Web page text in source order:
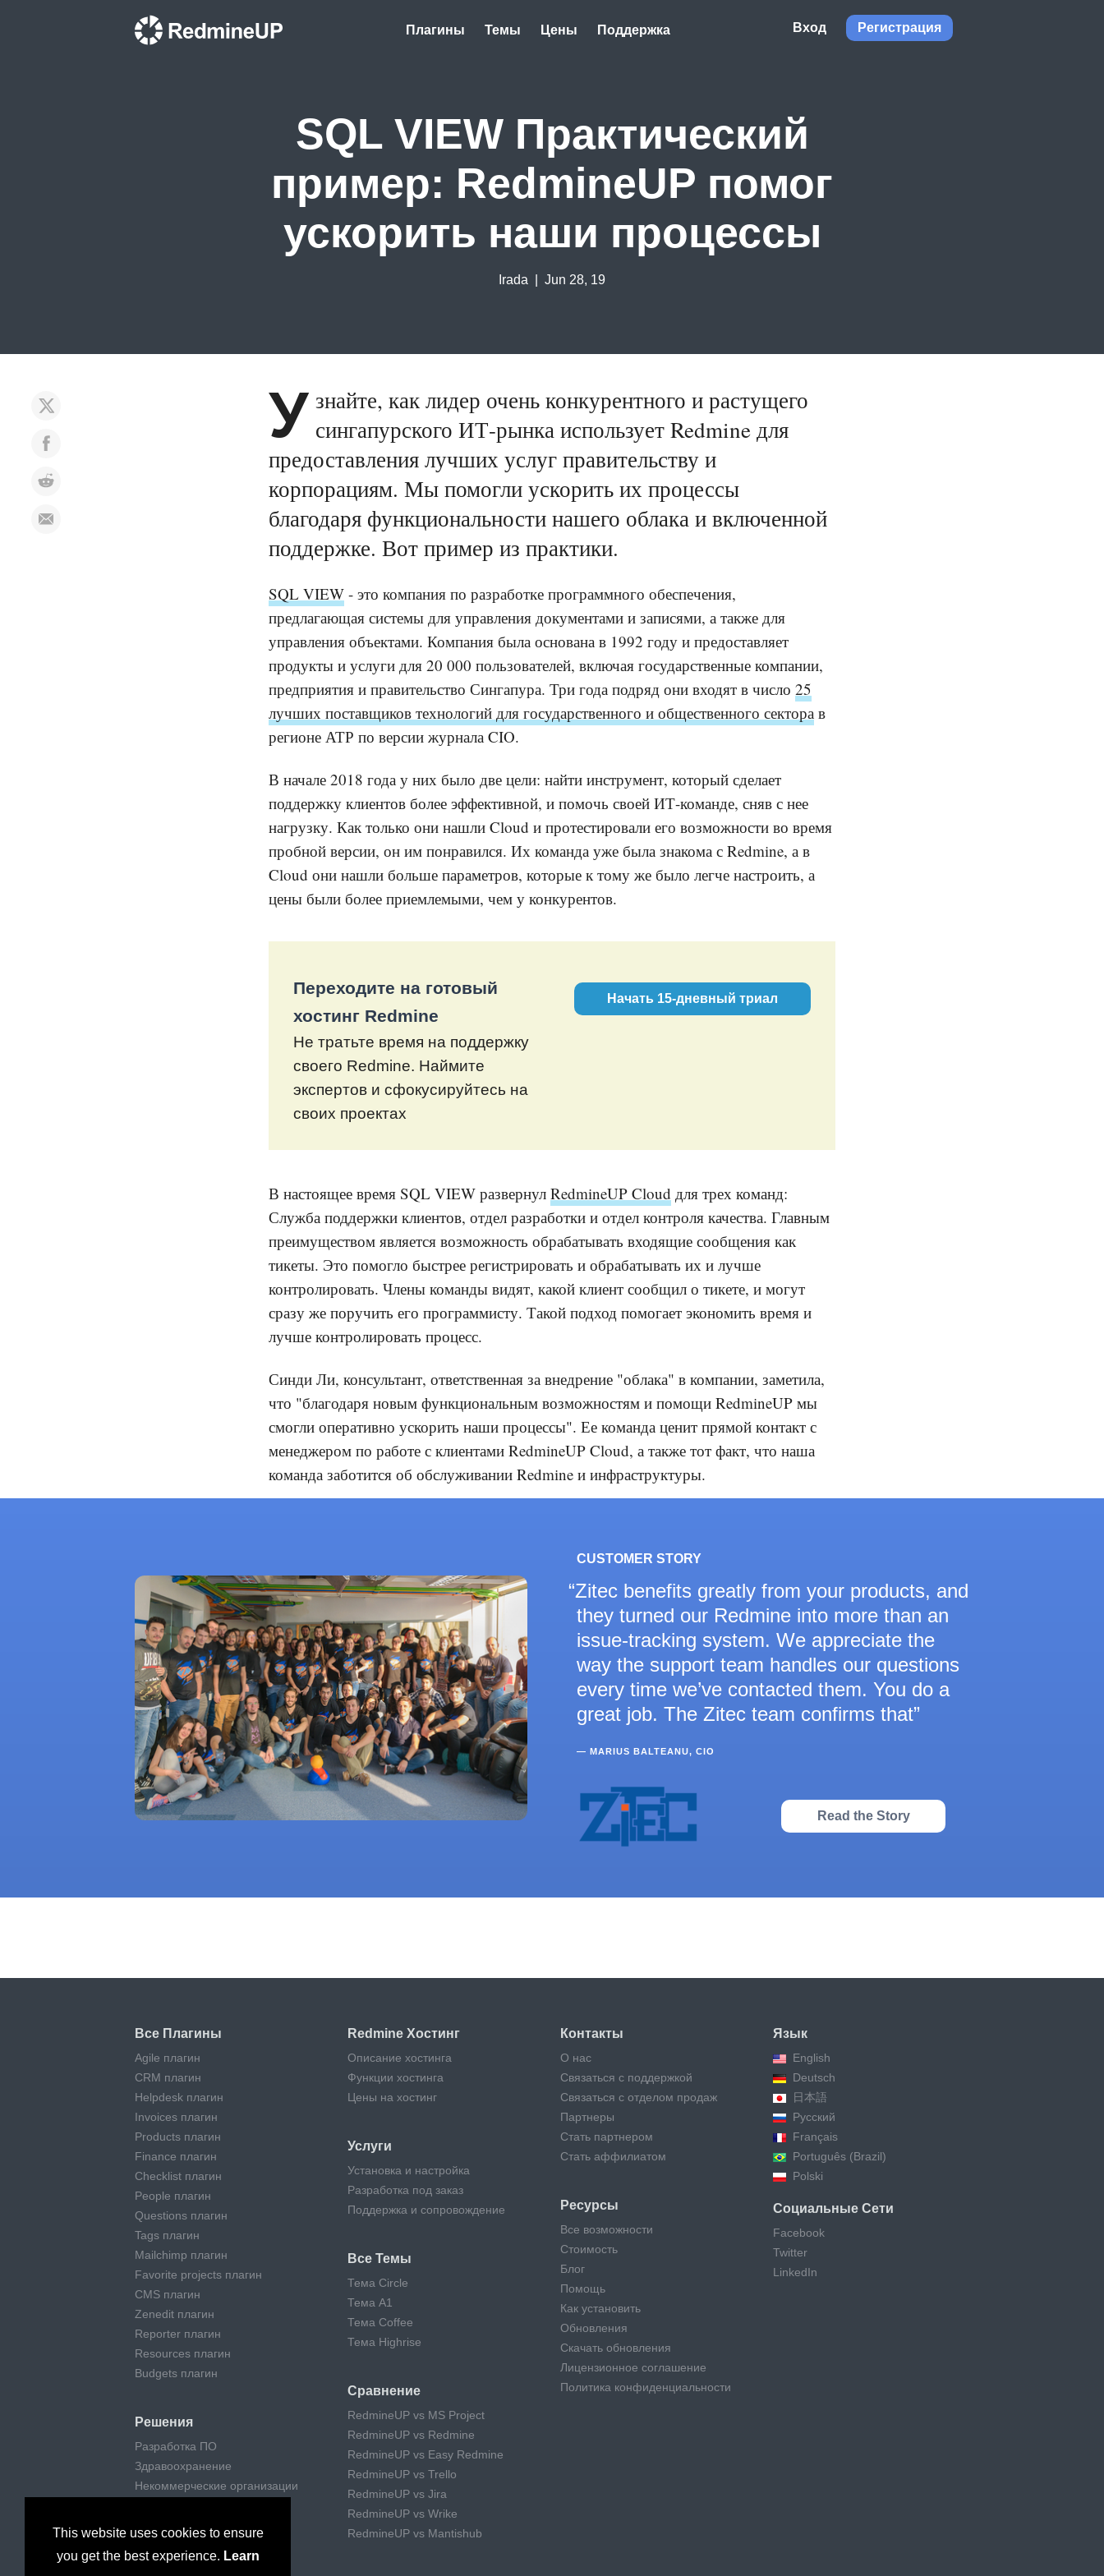
This website uses cookies to ensure
you get the best experience. Learn
Плагины Темы Цены Поддержка Вход Регистрация
SQL VIEW Практический
пример: RedmineUP помог
ускорить наши процессы
Irada | Jun 28, 19
У знайте, как лидер очень конкурентного и растущего
сингапурского ИТ-рынка использует Redmine для
предоставления лучших услуг правительству и
корпорациям. Мы помогли ускорить их процессы
благодаря функциональности нашего облака и включенной
поддержке. Вот пример из практики.
SQL VIEW - это компания по разработке программного обеспечения,
предлагающая системы для управления документами и записями, а также для
управления объектами. Компания была основана в 1992 году и предоставляет
продукты и услуги для 20 000 пользователей, включая государственные компании,
предприятия и правительство Сингапура. Три года подряд они входят в число 25
лучших поставщиков технологий для государственного и общественного сектора в
регионе АТР по версии журнала CIO.
В начале 2018 года у них было две цели: найти инструмент, который сделает
поддержку клиентов более эффективной, и помочь своей ИТ-команде, сняв с нее
нагрузку. Как только они нашли Cloud и протестировали его возможности во время
пробной версии, он им понравился. Их команда уже была знакома с Redmine, а в
Cloud они нашли больше параметров, которые к тому же было легче настроить, а
цены были более приемлемыми, чем у конкурентов.
Переходите на готовый
хостинг Redmine
Не тратьте время на поддержку
своего Redmine. Наймите
экспертов и сфокусируйтесь на
своих проектах
Начать 15-дневный триал
В настоящее время SQL VIEW развернул RedmineUP Cloud для трех команд:
Служба поддержки клиентов, отдел разработки и отдел контроля качества. Главным
преимуществом является возможность обрабатывать входящие сообщения как
тикеты. Это помогло быстрее регистрировать и обрабатывать их и лучше
контролировать. Члены команды видят, какой клиент сообщил о тикете, и могут
сразу же поручить его программисту. Такой подход помогает экономить время и
лучше контролировать процесс.
Синди Ли, консультант, ответственная за внедрение "облака" в компании, заметила,
что "благодаря новым функциональным возможностям и помощи RedmineUP мы
смогли оперативно ускорить наши процессы". Ее команда ценит прямой контакт с
менеджером по работе с клиентами RedmineUP Cloud, а также тот факт, что наша
команда заботится об обслуживании Redmine и инфраструктуры.
CUSTOMER STORY
Zitec benefits greatly from your products, and
they turned our Redmine into more than an
issue-tracking system. We appreciate the
way the support team handles our questions
every time we’ve contacted them. You do a
great job. The Zitec team confirms that
— MARIUS BALTEANU, CIO
Read the Story
Все Плагины
Agile плагин
CRM плагин
Helpdesk плагин
Invoices плагин
Products плагин
Finance плагин
Checklist плагин
People плагин
Questions плагин
Tags плагин
Mailchimp плагин
Favorite projects плагин
CMS плагин
Zenedit плагин
Reporter плагин
Resources плагин
Budgets плагин
Решения
Разработка ПО
Здравоохранение
Некоммерческие организации
Digital агентства
Консалтинг
Redmine Хостинг
Описание хостинга
Функции хостинга
Цены на хостинг
Услуги
Установка и настройка
Разработка под заказ
Поддержка и сопровождение
Все Темы
Тема Circle
Тема A1
Тема Coffee
Тема Highrise
Сравнение
RedmineUP vs MS Project
RedmineUP vs Redmine
RedmineUP vs Easy Redmine
RedmineUP vs Trello
RedmineUP vs Jira
RedmineUP vs Wrike
RedmineUP vs Mantishub
Контакты
О нас
Связаться с поддержкой
Связаться с отделом продаж
Партнеры
Стать партнером
Стать аффилиатом
Ресурсы
Все возможности
Стоимость
Блог
Помощь
Как установить
Обновления
Скачать обновления
Лицензионное соглашение
Политика конфиденциальности
Язык
English
Deutsch
日本語
Русский
Français
Português (Brazil)
Polski
Социальные Сети
Facebook
Twitter
LinkedIn